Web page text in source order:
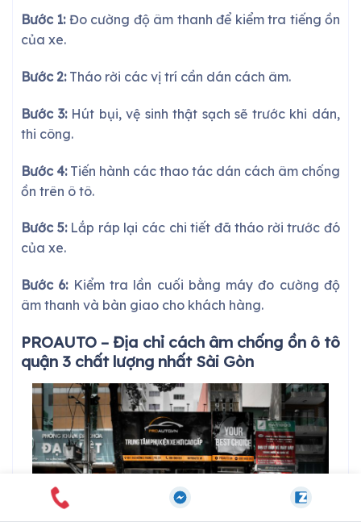
Bước 1:Đo cường độ âm thanh để kiểm tra tiếng ồn
của xe.
Bước 2:Tháo rời các vị trí cần dán cách âm.
Bước 3:Hút bụi, vệ sinh thật sạch sẽ trước khi dán,
thi công.
Bước 4:Tiến hành các thao tác dán cách âm chống
ồn trên ô tô.
Bước 5:Lắp ráp lại các chi tiết đã tháo rời trước đó
của xe.
Bước 6:Kiểm tra lần cuối bằng máy đo cường độ
âm thanh và bàn giao cho khách hàng.
PROAUTO – Địa chỉ cách âm chống ồn ô tô
quận 3 chất lượng nhất Sài Gòn